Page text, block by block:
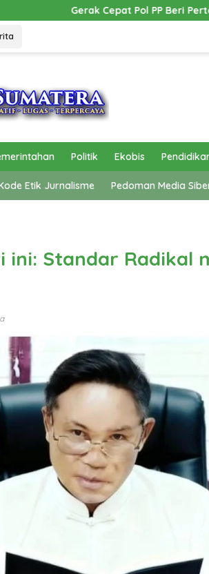
Pol PP Beri Pertolongan, Mobil Dinas
Politik Ekobis
Etik Jurnalisme Pedoman Media
ini: Standar Radikal